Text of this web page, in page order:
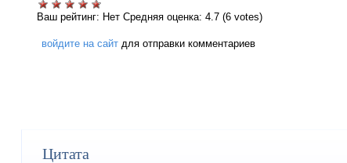
Ваш рейтинг: Нет Средняя оценка: 4.7 (6votes)
войдите на сайт для отправки комментариев
Цитата